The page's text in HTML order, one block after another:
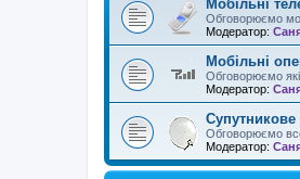
Мобільні
Обговорюємо
Модератор:
Мобільні
Обговорюємо
Модератор:
Супутникове
Обговорюємо
Модератор: